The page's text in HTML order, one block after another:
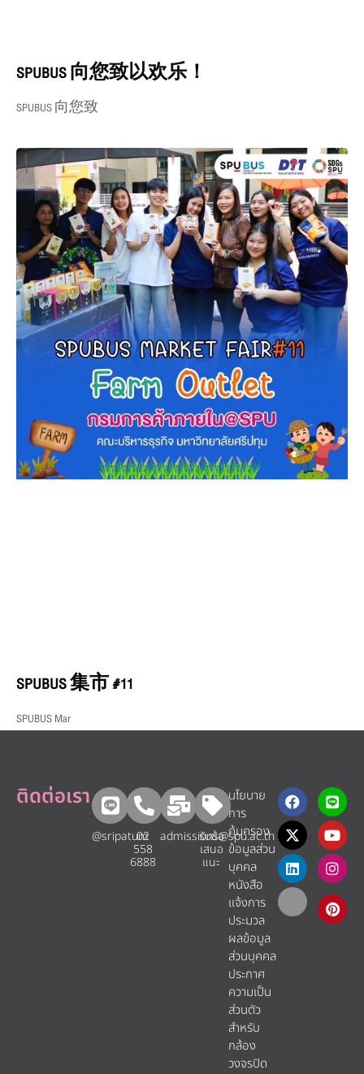
SPUBUS 向您致以欢乐！
SPUBUS 向您致
SPUBUS 集市 #11
SPUBUS Mar
ติดต่อเรา
@sripatum
02
558
6888
admissions@spu.ac.th
รับข้อ
เสนอ
แนะ​
นโยบาย
การ
คุ้มครอง
ข้อมูลส่วน
บุคคล
หนังสือ
แจ้งการ
ประมวล
ผลข้อมูล
ส่วนบุคคล
ประกาศ
ความเป็น
ส่วนตัว
สำหรับ
กล้อง
วงจรปิด